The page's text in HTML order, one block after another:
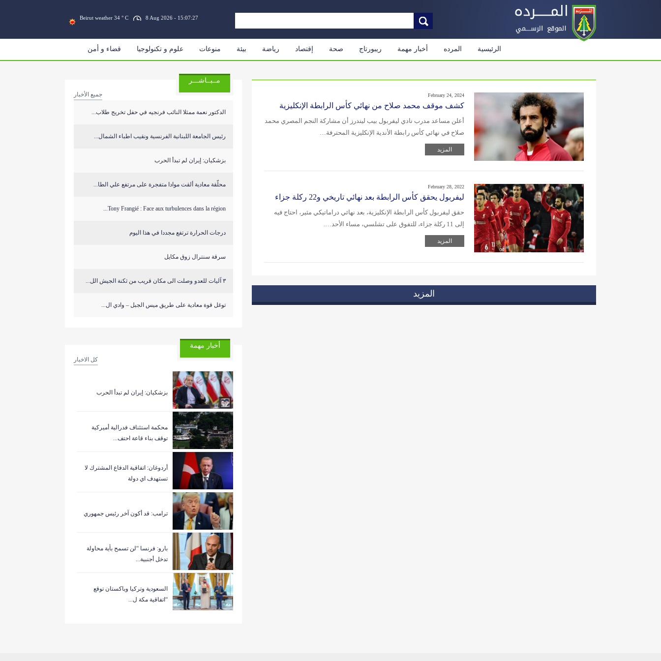
Beirut weather 34 ° C 8 Aug 2026 - 15:07:28
الرئيسية المرده أخبار مهمة ريبورتاج صحة إقتصاد رياضة بيئة منوعات علوم و تكنولوجيا قضاء و أمن
February 24, 2024
كشف موقف محمد صلاح من نهائي كأس الرابطة الإنكليزية
أعلن مساعد مدرب نادي ليفربول بيب ليندرز أن مشاركة النجم المصري محمد
صلاح في نهائي كأس رابطة الأندية الإنكليزية المحترفة…
المزيد
February 28, 2022
ليفربول يحقق كأس الرابطة بعد نهائي تاريخي و22 ركلة جزاء
حقق ليفربول كأس الرابطة الإنكليزية، بعد نهائي دراماتيكي مثير، احتاج فيه
إلى 11 ركلة جزاء، للتفوق على تشلسي، مساء الأحد….
المزيد
المزيد
مــبــاشـــر
جميع الأخبار
الدكتور نعمة ممثلا النائب فرنجيه في حفل تخريج طلاب...
رئيس الجامعة اللبنانية الفرنسية ونقيب اطباء الشمال...
بزشكيان: إيران لم تبدأ الحرب
محلّقة معادية ألقت موادا متفجرة على مرتفع علي الطا...
Tony Frangié : Face aux turbulences dans la région...
درجات الحرارة ترتفع مجددا في هذا اليوم
سرقة سنترال زوق مكايل
٣ آليات للعدو وصلت الى مكان قريب من ثكنة الجيش الل...
توغل قوة معادية على طريق ميس الجبل – وادي ال...
أخبار مهمة
كل الاخبار
بزشكيان: إيران لم تبدأ الحرب
‏محكمة استئناف فدرالية أميركية
توقف بناء قاعة احتف...
أردوغان: اتفاقية الدفاع المشترك لا
تستهدف اي دولة
ترامب: قد أكون آخر رئيس جمهوري
بارو: فرنسا “لن تسمح بأية محاولة
تدخل أجنبية...
السعودية وتركيا وباكستان توقع
“اتفاقية مكة ل...